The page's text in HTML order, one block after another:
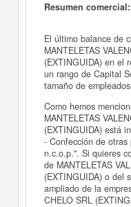
Resumen comercial:
El último balance de
MANTELETAS
(EXTINGUIDA) en el
un rango de Capital
tamaño de
Como hemos
MANTELETAS
(EXTINGUIDA) está
- Confección de
n.c.o.p.". Si quieres
de MANTELETAS
(EXTINGUIDA) o del
ampliado de la
CHELO SRL